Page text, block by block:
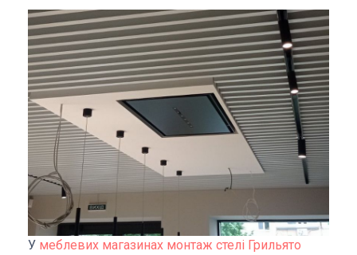
У меблевих магазинах монтаж стелі Грильято